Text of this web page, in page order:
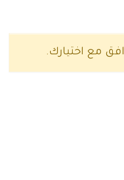
مع اختيارك.